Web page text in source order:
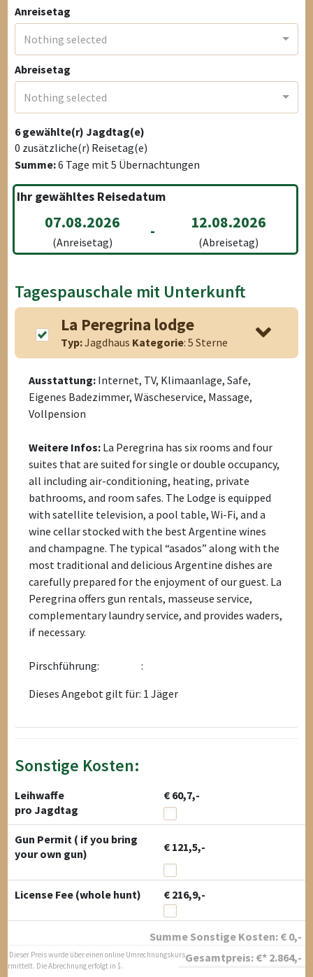
Anreisetag
Nothing selected
Abreisetag
Nothing selected
6gewählte(r) Jagdtag(e)
0 zusätzliche(r) Reisetag(e)
Summe:6 Tage mit5 Übernachtungen
Ihr gewähltes Reisedatum
07.08.2026
(Anreisetag)
- 12.08.2026
(Abreisetag)
Tagespauschale mit Unterkunft
La Peregrina lodge
Typ:Jagdhaus Kategorie: 5 Sterne
Ausstattung: Internet, TV, Klimaanlage, Safe,
Eigenes Badezimmer, Wäscheservice, Massage,
Vollpension
Weitere Infos: La Peregrina has six rooms and four
suites that are suited for single or double occupancy,
all including air-conditioning, heating, private
bathrooms, and room safes. The Lodge is equipped
with satellite television, a pool table, Wi-Fi, and a
wine cellar stocked with the best Argentine wines
and champagne. The typical “asados” along with the
most traditional and delicious Argentine dishes are
carefully prepared for the enjoyment of our guest. La
Peregrina offers gun rentals, masseuse service,
complementary laundry service, and provides waders,
if necessary.
Pirschführung:
:
Dieses Angebot gilt für: 1 Jäger
Sonstige Kosten:
Leihwaffe
€ 60,7,-
pro Jagdtag
Gun Permit ( if you bring
your own gun)
€ 121,5,-
License Fee (whole hunt) € 216,9,-
Summe Sonstige Kosten: € 0,-
Gesamtpreis: €* 2.864,-
* Dieser Preis wurde über einen online Umrechnungskurs
ermittelt. Die Abrechnung erfolgt in $.